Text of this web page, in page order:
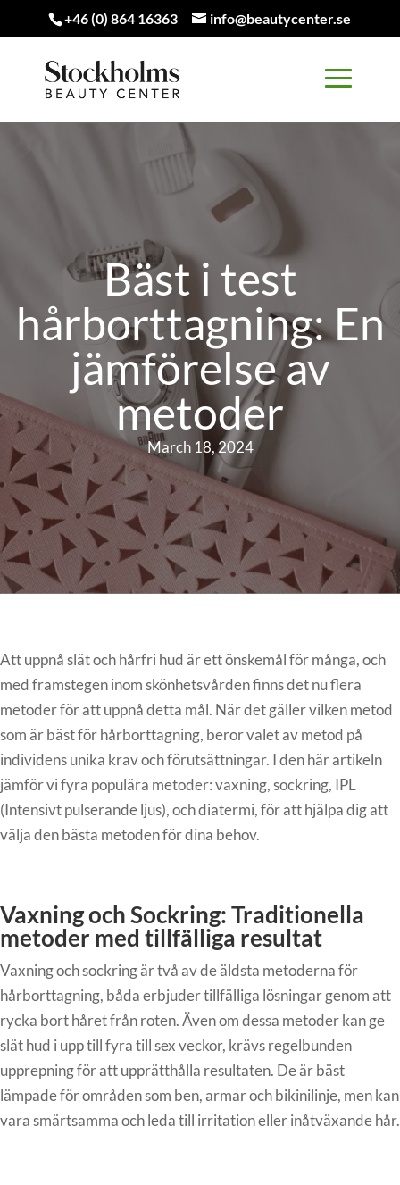
+46 (0) 864 16363 info@beautycenter.se
Bäst i test
hårborttagning: En
jämförelse av
metoder
March 18, 2024
Att uppnå slät och hårfri hud är ett önskemål för många, och
med framstegen inom skönhetsvården finns det nu flera
metoder för att uppnå detta mål. När det gäller vilken metod
som är bäst för hårborttagning, beror valet av metod på
individens unika krav och förutsättningar. I den här artikeln
jämför vi fyra populära metoder: vaxning, sockring, IPL
(Intensivt pulserande ljus), och diatermi, för att hjälpa dig att
välja den bästa metoden för dina behov.
Vaxning och Sockring: Traditionella
metoder med tillfälliga resultat
Vaxning och sockring är två av de äldsta metoderna för
hårborttagning, båda erbjuder tillfälliga lösningar genom att
rycka bort håret från roten. Även om dessa metoder kan ge
slät hud i upp till fyra till sex veckor, krävs regelbunden
upprepning för att upprätthålla resultaten. De är bäst
lämpade för områden som ben, armar och bikinilinje, men kan
vara smärtsamma och leda till irritation eller inåtväxande hår.